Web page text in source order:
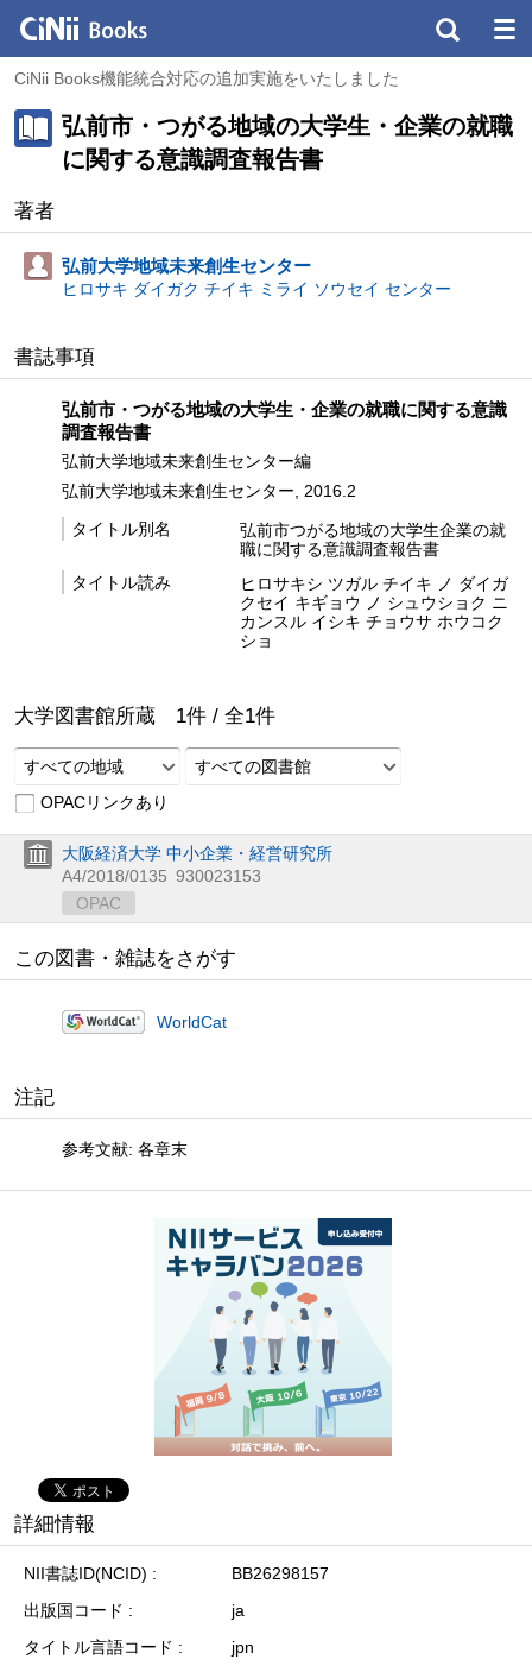
CiNii Books機能統合対応の追加実施をいたしました
弘前市・つがる地域の大学生・企業の就職
に関する意識調査報告書
著者
弘前大学地域未来創生センター
ヒロサキ ダイガク チイキ ミライ ソウセイ センター
書誌事項
弘前市・つがる地域の大学生・企業の就職に関する意識
調査報告書
弘前大学地域未来創生センター編
弘前大学地域未来創生センター, 2016.2
タイトル別名
弘前市つがる地域の大学生企業の就
職に関する意識調査報告書
タイトル読み
ヒロサキシ ツガル チイキ ノ ダイガ
クセイ キギョウ ノ シュウショク ニ
カンスル イシキ チョウサ ホウコク
ショ
大学図書館所蔵 1件 / 全1件
すべての地域
すべての図書館
OPACリンクあり
大阪経済大学 中小企業・経営研究所
A4/2018/0135 930023153
OPAC
この図書・雑誌をさがす
WorldCat
注記
参考文献: 各章末
詳細情報
NII書誌ID(NCID)
BB26298157
出版国コード
ja
タイトル言語コード
jpn